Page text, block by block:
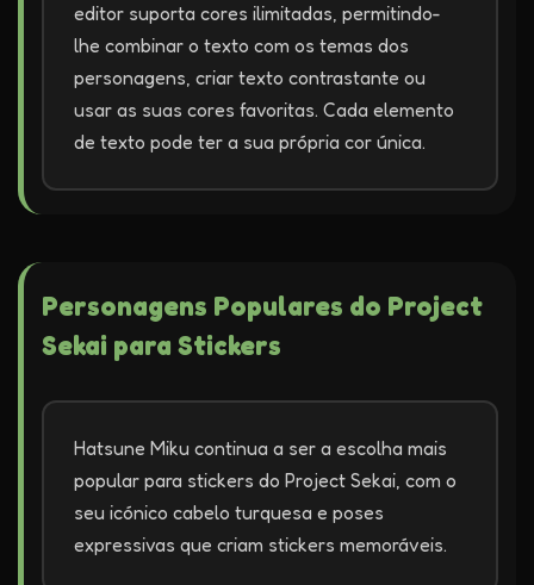
editor suporta cores ilimitadas, permitindo-
lhe combinar o texto com os temas dos
personagens, criar texto contrastante ou
usar as suas cores favoritas. Cada elemento
de texto pode ter a sua própria cor única.
Personagens Populares do Project
Sekai para Stickers
Hatsune Miku continua a ser a escolha mais
popular para stickers do Project Sekai, com o
seu icónico cabelo turquesa e poses
expressivas que criam stickers memoráveis.